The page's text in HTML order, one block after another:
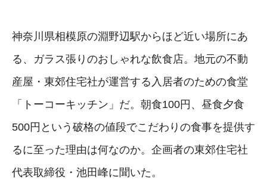
神奈川県相模原の淵野辺駅からほど近い場所にあ
る、ガラス張りのおしゃれな飲食店。地元の不動
産屋・東郊住宅社が運営する入居者のための食堂
「トーコーキッチン」だ。朝食100円、昼食夕食
500円という破格の値段でこだわりの食事を提供す
るに至った理由は何なのか。企画者の東郊住宅社
代表取締役・池田峰に聞いた。